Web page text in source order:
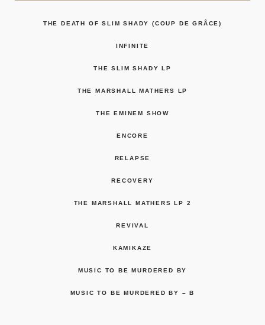
THE DEATH OF SLIM SHADY (COUP DE GRÂCE)
INFINITE
THE SLIM SHADY LP
THE MARSHALL MATHERS LP
THE EMINEM SHOW
ENCORE
RELAPSE
RECOVERY
THE MARSHALL MATHERS LP 2
REVIVAL
KAMIKAZE
MUSIC TO BE MURDERED BY
MUSIC TO BE MURDERED BY – B